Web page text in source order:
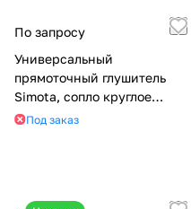
По запросу
Универсальный
прямоточный глушитель
Simota, сопло круглое
широкое
Под заказ